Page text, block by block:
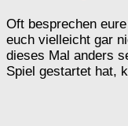
Oft besprechen
euch vielleicht gar
dieses Mal anders
Spiel gestartet hat,